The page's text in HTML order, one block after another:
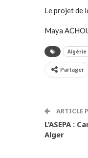
Le projet de
Maya
Algérie
Partager
ARTICLE
L’ASEPA :
Alger